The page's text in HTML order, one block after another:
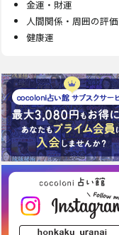
金運・財運
人間関係・周囲の評価
健康運